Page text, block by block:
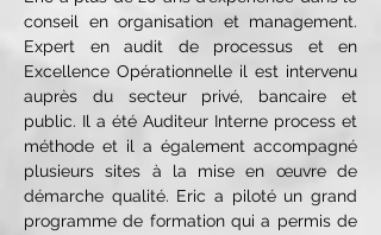
conseil en organisation et management.
Expert en audit de processus et en
Excellence Opérationnelle il est intervenu
auprès du secteur privé, bancaire et
public. Il a été Auditeur Interne process et
méthode et il a également accompagné
plusieurs sites à la mise en œuvre de
démarche qualité. Eric a piloté un grand
programme de formation qui a permis de